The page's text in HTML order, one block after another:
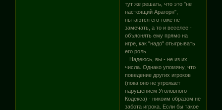
тут же решать, что это "не
настоящий Арагорн",
пытаются его тоже не
замечать, а то и веселее -
объяснять ему прямо на
игре, как "надо" отыгрывать
его роль.
Надеюсь, вы - не из их
числа. Однако упомяну, что
поведение других игроков
(пока оно не угрожает
нарушением Уголовного
Кодекса) - никоим образом не
забота игрока. Если бы такое